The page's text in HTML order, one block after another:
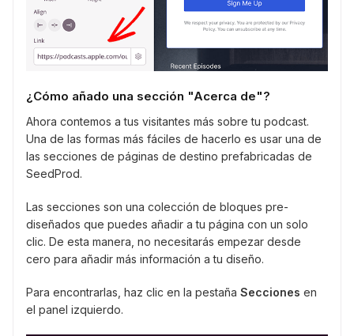
¿Cómo añado una sección "Acerca de"?
Ahora contemos a tus visitantes más sobre tu podcast.
Una de las formas más fáciles de hacerlo es usar una de
las secciones de páginas de destino prefabricadas de
SeedProd.
Las secciones son una colección de bloques pre-
diseñados que puedes añadir a tu página con un solo
clic. De esta manera, no necesitarás empezar desde
cero para añadir más información a tu diseño.
Para encontrarlas, haz clic en la pestaña Secciones en
el panel izquierdo.